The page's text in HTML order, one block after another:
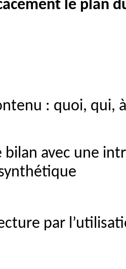
le plan
: quoi, qui,
bilan avec une
par